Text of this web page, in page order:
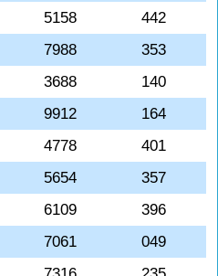
5158
442
7988
353
3688
140
9912
164
4778
401
5654
357
6109
396
7061
049